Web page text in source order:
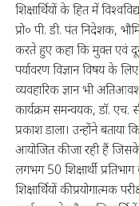
शिक्षार्थियों के हित में
प्रो० पी. डी. पंत निदेशक,
करते हुए कहा कि मुक्त एवं
पर्यावरण विज्ञान विषय के
व्यवहारिक ज्ञान भी
कार्यक्रम समन्वयक, डॉ. एच.
प्रकाश डाला। उन्होंने बताया
आयोजित की जा रही हैं
लगभग 50 शिक्षार्थी
शिक्षार्थियों की प्रयोगात्मक